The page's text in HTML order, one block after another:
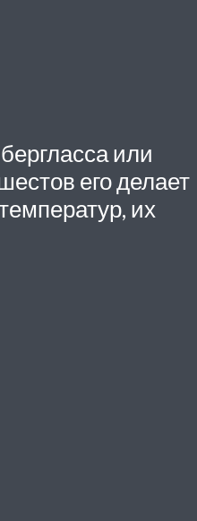
или
его делает
их